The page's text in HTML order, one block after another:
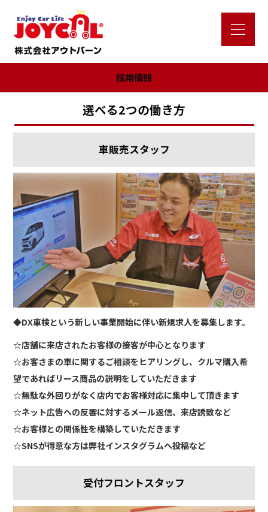
採用情報
選べる2つの働き方
車販売スタッフ
◆DX車検という新しい事業開始に伴い新規求人を募集します。
☆店舗に来店されたお客様の接客が中心となります
☆お客さまの車に関するご相談をヒアリングし、クルマ購入希
望であればリース商品の説明をしていただきます
☆無駄な外回りがなく店内でお客様対応に集中して頂きます
☆ネット広告への反響に対するメール返信、来店誘致など
☆お客様との関係性を構築していただきます
☆SNSが得意な方は弊社インスタグラムへ投稿など
受付フロントスタッフ